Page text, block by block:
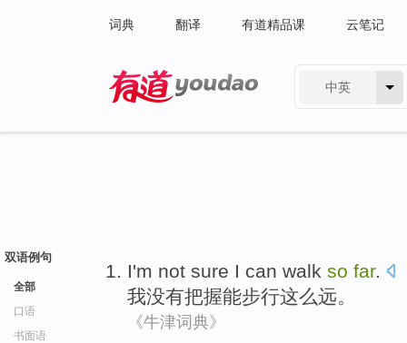
词典 翻译 有道精品课 云笔记
中英
双语例句
全部
口语
书面语
I'm not sure I can walk so far.
我没有把握能步行这么远。
《牛津词典》